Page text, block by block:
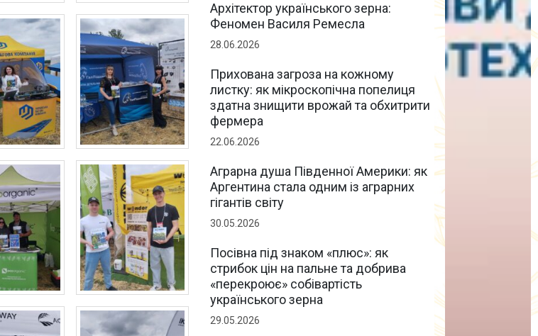
Архітектор українського зерна:
Феномен Василя Ремесла
28.06.2026
Прихована загроза на кожному
листку: як мікроскопічна попелиця
здатна знищити врожай та обхитрити
фермера
22.06.2026
Аграрна душа Південної Америки: як
Аргентина стала одним із аграрних
гігантів світу
30.05.2026
Посівна під знаком «плюс»: як
стрибок цін на пальне та добрива
«перекроює» собівартість
українського зерна
29.05.2026